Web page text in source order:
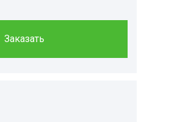
Заказать